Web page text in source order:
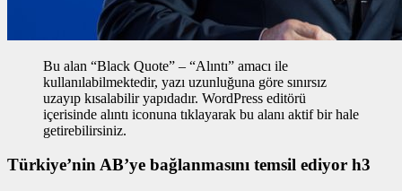
Bu alan “Black Quote” – “Alıntı” amacı ile
kullanılabilmektedir, yazı uzunluğuna göre sınırsız
uzayıp kısalabilir yapıdadır. WordPress editörü
içerisinde alıntı iconuna tıklayarak bu alanı aktif bir hale
getirebilirsiniz.
Türkiye’nin AB’ye bağlanmasını temsil ediyor h3